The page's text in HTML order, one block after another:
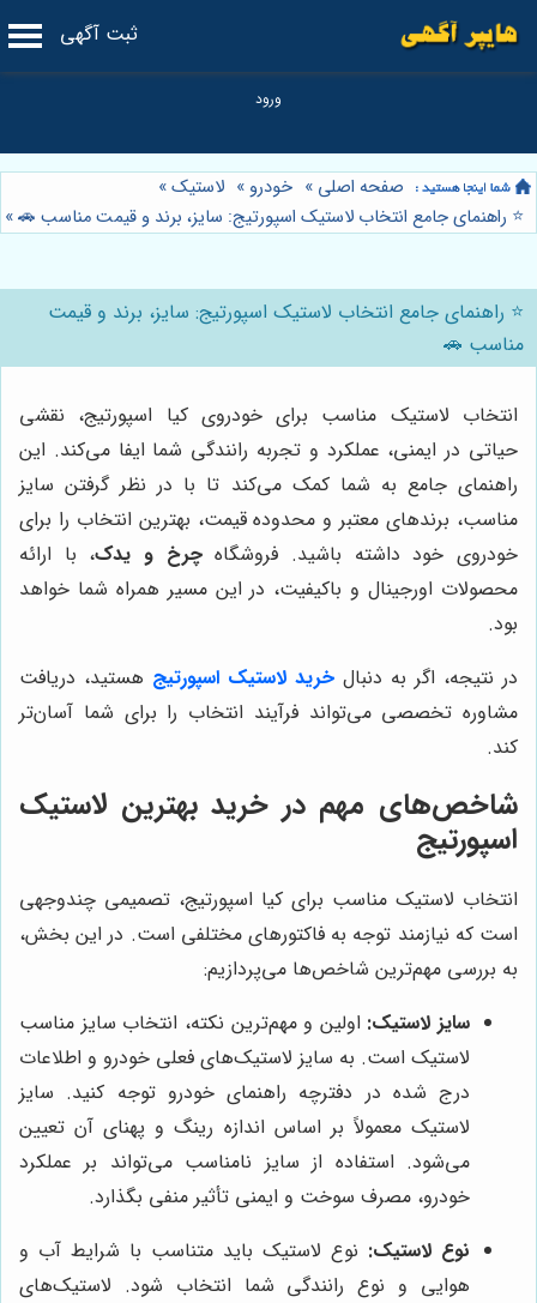
ثبت آگهی
صفحه اصلی » خودرو » لاستیک»
⭐️ راهنمای جامع انتخاب لاستیک اسپورتیج: سایز، برند و قیمت مناسب 🚗»
⭐️ راهنمای جامع انتخاب لاستیک اسپورتیج: سایز، برند و قیمت
مناسب 🚗
انتخاب لاستیک مناسب برای خودروی کیا اسپورتیج، نقشی
حیاتی در ایمنی، عملکرد و تجربه رانندگی شما ایفا می‌کند. این
راهنمای جامع به شما کمک می‌کند تا با در نظر گرفتن سایز
مناسب، برندهای معتبر و محدوده قیمت، بهترین انتخاب را برای
خودروی خود داشته باشید. فروشگاهچرخ و یدک، با ارائه
محصولات اورجینال و باکیفیت، در این مسیر همراه شما خواهد
بود.
در نتیجه، اگر به دنبال خرید لاستیک اسپورتیج هستید، دریافت
مشاوره تخصصی می‌تواند فرآیند انتخاب را برای شما آسان‌تر
کند.
شاخص‌های مهم در خرید بهترین لاستیک
اسپورتیج
انتخاب لاستیک مناسب برای کیا اسپورتیج، تصمیمی چندوجهی
است که نیازمند توجه به فاکتورهای مختلفی است. در این بخش،
به بررسی مهم‌ترین شاخص‌ها می‌پردازیم:
سایز لاستیک: اولین و مهم‌ترین نکته، انتخاب سایز مناسب
لاستیک است. به سایز لاستیک‌های فعلی خودرو و اطلاعات
درج شده در دفترچه راهنمای خودرو توجه کنید. سایز
لاستیک معمولاً بر اساس اندازه رینگ و پهنای آن تعیین
می‌شود. استفاده از سایز نامناسب می‌تواند بر عملکرد
خودرو، مصرف سوخت و ایمنی تأثیر منفی بگذارد.
نوع لاستیک: نوع لاستیک باید متناسب با شرایط آب و
هوایی و نوع رانندگی شما انتخاب شود. لاستیک‌های